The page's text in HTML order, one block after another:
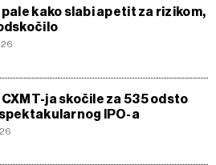
kako slabi apetit za rizikom,
ja skočile za 535 odsto
IPO-a